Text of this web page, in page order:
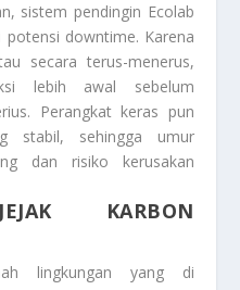
sistem pendingin Ecolab
downtime. Karena
secara terus-menerus,
lebih awal sebelum
Perangkat keras pun
stabil, sehingga umur
dan risiko kerusakan
KARBON
lingkungan yang di